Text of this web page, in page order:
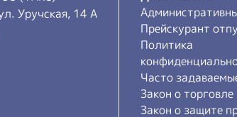
Уручская, 14 А
Прейскурант
Политика
Часто
Закон о торговле
Закон о защите